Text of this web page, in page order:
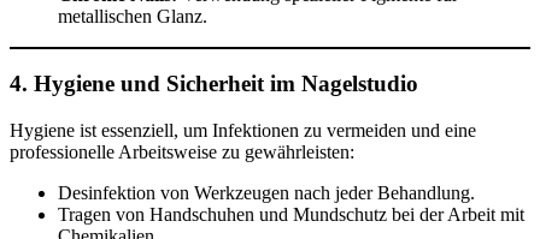
metallischen Glanz.
4. Hygiene und Sicherheit im Nagelstudio
Hygiene ist essenziell, um Infektionen zu vermeiden und eine
professionelle Arbeitsweise zu gewährleisten:
Desinfektion von Werkzeugen nach jeder Behandlung.
Tragen von Handschuhen und Mundschutz bei der Arbeit mit